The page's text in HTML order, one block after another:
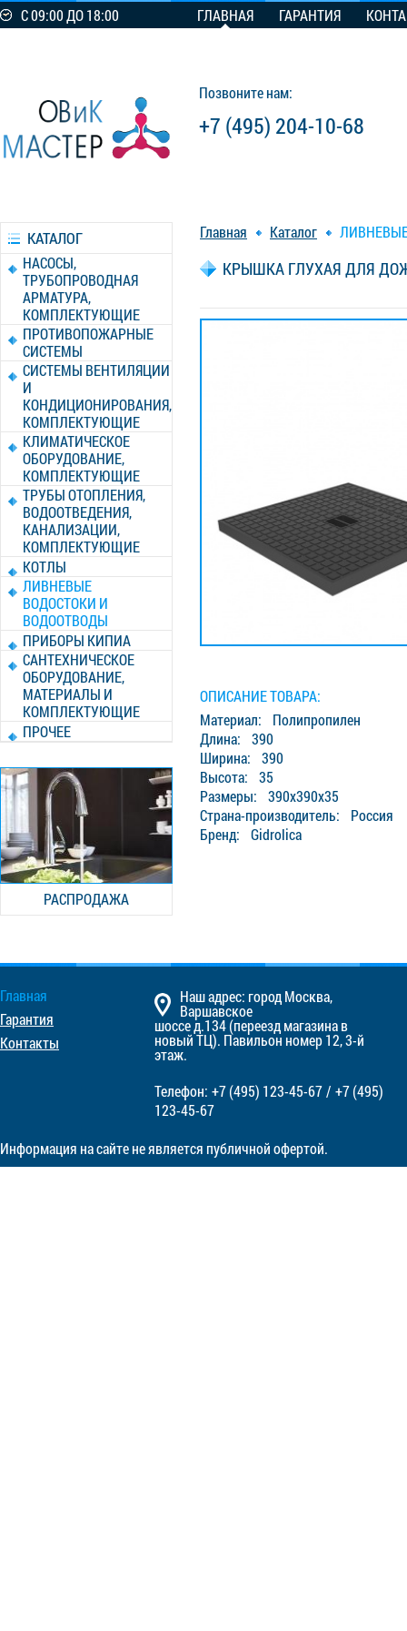
С 09:00 ДО 18:00 ГЛАВНАЯ ГАРАНТИЯ
Позвоните нам:
+7 (495) 204-10-68
КАТАЛОГ
НАСОСЫ,
ТРУБОПРОВОДНАЯ
АРМАТУРА,
КОМПЛЕКТУЮЩИЕ
ПРОТИВОПОЖАРНЫЕ
СИСТЕМЫ
СИСТЕМЫ ВЕНТИЛЯЦИИ
И
КОНДИЦИОНИРОВАНИЯ,
КОМПЛЕКТУЮЩИЕ
КЛИМАТИЧЕСКОЕ
ОБОРУДОВАНИЕ,
КОМПЛЕКТУЮЩИЕ
ТРУБЫ ОТОПЛЕНИЯ,
ВОДООТВЕДЕНИЯ,
КАНАЛИЗАЦИИ,
КОМПЛЕКТУЮЩИЕ
КОТЛЫ
ЛИВНЕВЫЕ
ВОДОСТОКИ И
ВОДООТВОДЫ
ПРИБОРЫ КИПИА
САНТЕХНИЧЕСКОЕ
ОБОРУДОВАНИЕ,
МАТЕРИАЛЫ И
КОМПЛЕКТУЮЩИЕ
ПРОЧЕЕ
РАСПРОДАЖА
Главная Каталог
КРЫШКА ГЛУХАЯ ДЛЯ
ОПИСАНИЕ ТОВАРА:
Материал: Полипропилен
Длина: 390
Ширина: 390
Высота: 35
Размеры: 390х390х35
Страна-производитель: Россия
Бренд: Gidrolica
Главная
Гарантия
Контакты
Наш адрес: город Москва,
Варшавское
шоссе д.134 (переезд магазина в
новый ТЦ). Павильон номер 12, 3-й
этаж.
Телефон: +7 (495) 123-45-67/ +7 (495)
123-45-67
Информация на сайте не является публичной офертой.